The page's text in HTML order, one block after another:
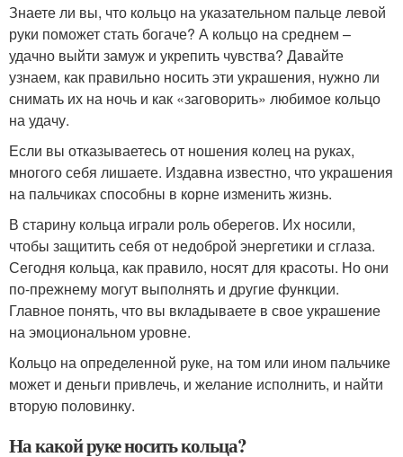
Знаете ли вы, что кольцо на указательном пальце левой
руки поможет стать богаче? А кольцо на среднем –
удачно выйти замуж и укрепить чувства? Давайте
узнаем, как правильно носить эти украшения, нужно ли
снимать их на ночь и как «заговорить» любимое кольцо
на удачу.
Если вы отказываетесь от ношения колец на руках,
многого себя лишаете. Издавна известно, что украшения
на пальчиках способны в корне изменить жизнь.
В старину кольца играли роль оберегов. Их носили,
чтобы защитить себя от недоброй энергетики и сглаза.
Сегодня кольца, как правило, носят для красоты. Но они
по-прежнему могут выполнять и другие функции.
Главное понять, что вы вкладываете в свое украшение
на эмоциональном уровне.
Кольцо на определенной руке, на том или ином пальчике
может и деньги привлечь, и желание исполнить, и найти
вторую половинку.
На какой руке носить кольца?